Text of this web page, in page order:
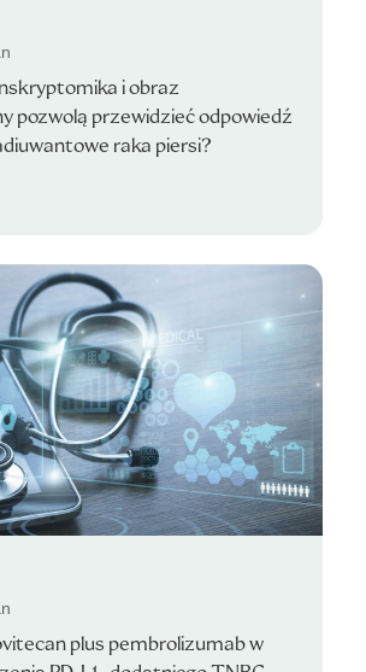
i obraz
pozwolą przewidzieć odpowiedź
raka piersi?
plus pembrolizumab w